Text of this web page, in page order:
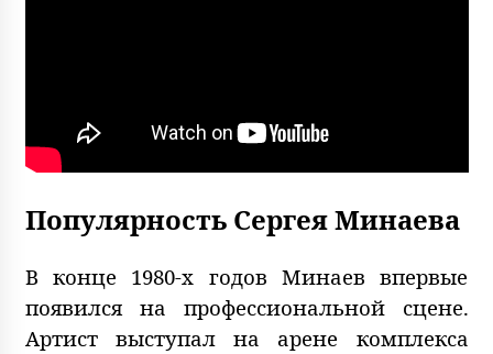
Популярность Сергея Минаева
В конце 1980-х годов Минаев впервые
появился на профессиональной сцене.
Артист выступал на арене комплекса